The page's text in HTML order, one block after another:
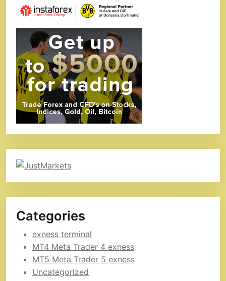
Categories
exness terminal
MT4 Meta Trader 4 exness
MT5 Meta Trader 5 exness
Uncategorized